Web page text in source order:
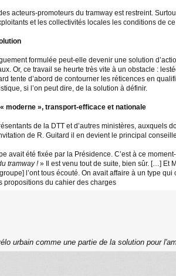
acteurs-promoteurs du tramway est restreint.
et les collectivités locales les conditions de
formulée peut-elle devenir une solution
Or, ce travail se heurte très vite à un obstacle :
tente d’abord de contourner les réticences en
si l’on peut dire, de la solution à définir.
moderne », transport-efficace et nationale
de la DTT et d’autres ministères,
de R. Guitard il en devient le principal
avait été fixée par la Présidence. C’est à ce
tramway !» Il est venu tout de suite, bien sûr. […] Et
l’ont tous écouté. On avait affaire à un type
propositions du cahier des charges
urbain comme une partie de la solution pour